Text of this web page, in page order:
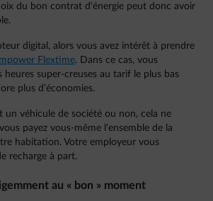
du bon contrat d'énergie peut donc avoir
digital, alors vous avez intérêt à prendre
Flextime. Dans ce cas, vous
heures super-creuses au tarif le plus bas
plus d’économies.
un véhicule de société ou non, cela ne
payez vous-même l'ensemble de la
habitation. Votre employeur vous
recharge à part.
au « bon » moment